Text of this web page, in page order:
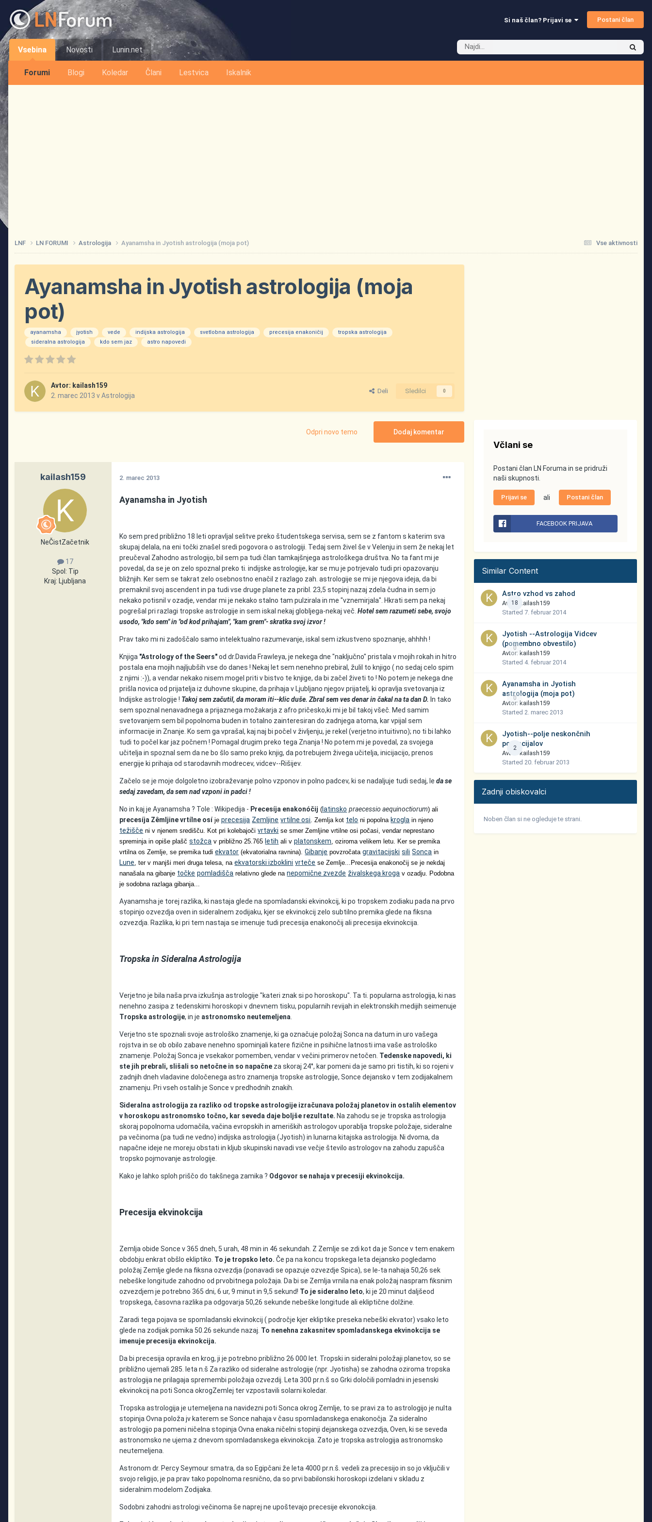
Si naš član? Prijavi se Postani član
Vsebina
Forumi Blogi Koledar Člani Lestvica Iskalnik
Novosti Lunin.net
Vse aktivnosti
LNF LN FORUMI Astrologija Ayanamsha in Jyotish astrologija (moja pot)
Ayanamsha in Jyotish astrologija (moja
pot)
ayanamsha jyotish vede indijska astrologija svetlobna astrologija precesija enakoničij
tropska astrologija
sideralna astrologija
kdo sem jaz astro napovedi
Avtor: kailash159
2. marec 2013 vAstrologija
Deli Sledilci 0
Dodaj komentar
Odpri novo temo
kailash159
NeČistZačetnik
17
Spol: Tip
Kraj: Ljubljana
2. marec 2013
Ayanamsha in Jyotish
Ko sem pred približno 18 leti opravljal selitve preko študentskega servisa, sem se z fantom s katerim sva
skupaj delala, na eni točki znašel sredi pogovora o astrologiji. Tedaj sem živel še v Velenju in sem že nekaj let
preučeval Zahodno astrologijo, bil sem pa tudi član tamkajšnjega astrološkega društva. No ta fant mi je
povedal, da se je on zelo spoznal preko ti. indijske astrologije, kar se mu je potrjevalo tudi pri opazovanju
bližnjih. Ker sem se takrat zelo osebnostno enačil z razlago zah. astrologije se mi je njegova ideja, da bi
premaknil svoj ascendent in pa tudi vse druge planete za pribl. 23,5 stopinj nazaj zdela čudna in sem jo
nekako potisnil v ozadje, vendar mi je nekako stalno tam pulzirala in me "vznemirjala". Hkrati sem pa nekaj
pogrešal pri razlagi tropske astrologije in sem iskal nekaj globljega-nekaj več. Hotel sem razumeti sebe, svojo
usodo, "kdo sem" in "od kod prihajam", "kam grem"- skratka svoj izvor !
Prav tako mi ni zadoščalo samo intelektualno razumevanje, iskal sem izkustveno spoznanje, ahhhh !
Knjiga "Astrology of the Seers"od dr.Davida Frawleya, je nekega dne "naključno" pristala v mojih rokah in hitro
postala ena mojih najljubših vse do danes ! Nekaj let sem nenehno prebiral, žulil to knjigo ( no sedaj celo spim
z njimi :-)), a vendar nekako nisem mogel priti v bistvo te knjige, da bi začel živeti to ! No potem je nekega dne
prišla novica od prijatelja iz duhovne skupine, da prihaja v Ljubljano njegov prijatelj, ki opravlja svetovanja iz
Indijske astrologije ! Takoj sem začutil, da moram iti--klic duše. Zbral sem ves denar in čakal na ta dan D. In tako
sem spoznal nenavadnega a prijaznega možakarja z afro pričesko,ki mi je bil takoj všeč. Med samim
svetovanjem sem bil popolnoma buden in totalno zainteresiran do zadnjega atoma, kar vpijal sem
informacije in Znanje. Ko sem ga vprašal, kaj naj bi počel v življenju, je rekel (verjetno intuitivno); no ti bi lahko
tudi to počel kar jaz počnem ! Pomagal drugim preko tega Znanja ! No potem mi je povedal, za svojega
učitelja in spoznal sem da ne bo šlo samo preko knjig, da potrebujem živega učitelja, inicijacijo, prenos
energije ki prihaja od starodavnih modrecev, vidcev--Rišijev.
Začelo se je moje dolgoletno izobraževanje polno vzponov in polno padcev, ki se nadaljuje tudi sedaj, leda se
sedaj zavedam, da sem nad vzponi in padci !
No in kaj je Ayanamsha ? Tole : Wikipedija - Precesíja enakonóčij ( latinsko praecessio aequinoctiorum) ali
precesíja Zêmljine vrtílne osí jeprecesija Zemljine vrtilne osi. Zemlja kot telo ni popolna krogla in njeno
težišče ni v njenem središču. Kot pri kolebajočivrtavki se smer Zemljine vrtilne osi počasi, vendar neprestano
spreminja in opiše plaščstožca v približno 25.765 letih ali vplatonskem, oziroma velikem letu. Ker se premika
vrtilna os Zemlje, se premika tudiekvator (ekvatorialna ravnina).Gibanje povzročatagravitacijski sili Sonca in
Lune, ter v manjši meri druga telesa, naekvatorski izboklini vrteče se Zemlje... Precesija enakonočij se je nekdaj
nanašala na gibanje točke pomladišča relativno glede nanepomične zvezde živalskega kroga v ozadju. Podobna
je sodobna razlaga gibanja...
Ayanamsha je torej razlika, ki nastaja glede na spomladanski ekvinokcij, ki po tropskem zodiaku pada na prvo
stopinjo ozvezdja oven in sideralnem zodijaku, kjer se ekvinokcij zelo subtilno premika glede na fiksna
ozvezdja. Razlika, ki pri tem nastaja se imenuje tudi precesija enakonočij ali precesija ekvinokcija.
Tropska in Sideralna Astrologija
Verjetno je bila naša prva izkušnja astrologije "kateri znak si po horoskopu". Ta ti. popularna astrologija, ki nas
nenehno zasipa z tedenskimi horoskopi v dnevnem tisku, popularnih revijah in elektronskih medijih seimenuje
Tropska astrologije, in je astronomsko neutemeljena
Verjetno ste spoznali svoje astrološko znamenje, ki ga označuje položaj Sonca na datum in uro vašega
rojstva in se ob obilo zabave nenehno spominjali katere fizične in psihične latnosti ima vaše astrološko
znamenje. Položaj Sonca je vsekakor pomemben, vendar v večini primerov netočen. Tedenske napovedi, ki
ste jih prebrali, slišali so netočne in so napačne za skoraj 24°, kar pomeni da je samo pri tistih, ki so rojeni v
zadnjih dneh vladavine določenega astro znamenja tropske astrologije, Sonce dejansko v tem zodijakalnem
znamenju. Pri vseh ostalih je Sonce v predhodnih znakih.
Sideralna astrologija za razliko od tropske astrologije izračunava položaj planetov in ostalih elementov
v horoskopu astronomsko točno, kar seveda daje boljše rezultate. Na zahodu se je tropska astrologija
skoraj popolnoma udomačila, vačina evropskih in ameriških astrologov uporablja tropske položaje, sideralne
pa večinoma (pa tudi ne vedno) indijska astrologija (Jyotish) in lunarna kitajska astrologija. Ni dvoma, da
napačne ideje ne moreju obstati in kljub skupinski navadi vse večje število astrologov na zahodu zapušča
tropsko pojmovanje astrologije.
Kako je lahko sploh priščo do takšnega zamika ? Odgovor se nahaja v precesiji ekvinokcija.
Precesija ekvinokcija
Zemlja obide Sonce v 365 dneh, 5 urah, 48 min in 46 sekundah. Z Zemlje se zdi kot da je Sonce v tem enakem
obdobju enkrat obšlo ekliptiko. To je tropsko leto. Če pa na koncu tropskega leta dejansko pogledamo
položaj Zemlje glede na fiksna ozvezdja (ponavadi se opazuje ozvezdje Spica), se le-ta nahaja 50,26 sek
nebeške longitude zahodno od prvobitnega položaja. Da bi se Zemlja vrnila na enak položaj naspram fiksnim
ozvezdjem je potrebno 365 dni, 6 ur, 9 minut in 9,5 sekund! To je sideralno leto, ki je 20 minut daljšeod
tropskega, časovna razlika pa odgovarja 50,26 sekunde nebeške longitude ali ekliptične dolžine.
Zaradi tega pojava se spomladanski ekvinokcij ( področje kjer ekliptike preseka nebeški ekvator) vsako leto
glede na zodijak pomika 50.26 sekunde nazaj. To nenehna zakasnitev spomladanskega ekvinokcija se
imenuje precesija ekvinokcija.
Da bi precesija opravila en krog, ji je potrebno približno 26 000 let. Tropski in sideralni položaji planetov, so se
približno ujemali 285. leta n.š Za razliko od sideralne astrologije (npr. Jyotisha) se zahodna oziroma tropska
astrologija ne prilagaja spremembi položaja ozvezdij. Leta 300 pr.n.š so Grki določili pomladni in jesenski
ekvinokcij na poti Sonca okrogZemlej ter vzpostavili solarni koledar.
Tropska astrologija je utemeljena na navidezni poti Sonca okrog Zemlje, to se pravi za to astrologijo je nulta
stopinja Ovna položa jv katerem se Sonce nahaja v času spomladanskega enakonočja. Za sideralno
astrologijo pa pomeni ničelna stopinja Ovna enaka ničelni stopinji dejanskega ozvezdja, Oven, ki se seveda
astronomsko ne ujema z dnevom spomladanskega ekvinokcija. Zato je tropska astrologija astronomsko
neutemeljena.
Astronom dr. Percy Seymour smatra, da so Egipčani že leta 4000 pr.n.š. vedeli za precesijo in so jo vključili v
svojo religijo, je pa prav tako popolnoma resnično, da so prvi babilonski horoskopi izdelani v skladu z
sideralnim modelom Zodijaka.
Sodobni zahodni astrologi večinoma še naprej ne upoštevajo precesije ekvonokcija.
Včlani se
Postani član LN Foruma in se pridruži
naši skupnosti.
Prijavi se ali Postani član
FACEBOOK PRIJAVA
Similar Content
18
Astro vzhod vs zahod
Avtor: kailash159
Started7. februar 2014
0
Jyotish --Astrologija Vidcev
(pomembno obvestilo)
Avtor: kailash159
Started 4. februar 2014
0
Ayanamsha in Jyotish
astrologija (moja pot)
Avtor: kailash159
Started 2. marec 2013
2
Jyotish--polje neskončnih
potencijalov
Avtor:kailash159
Started 20. februar 2013
Zadnji obiskovalci
Noben član si ne ogleduje te strani.